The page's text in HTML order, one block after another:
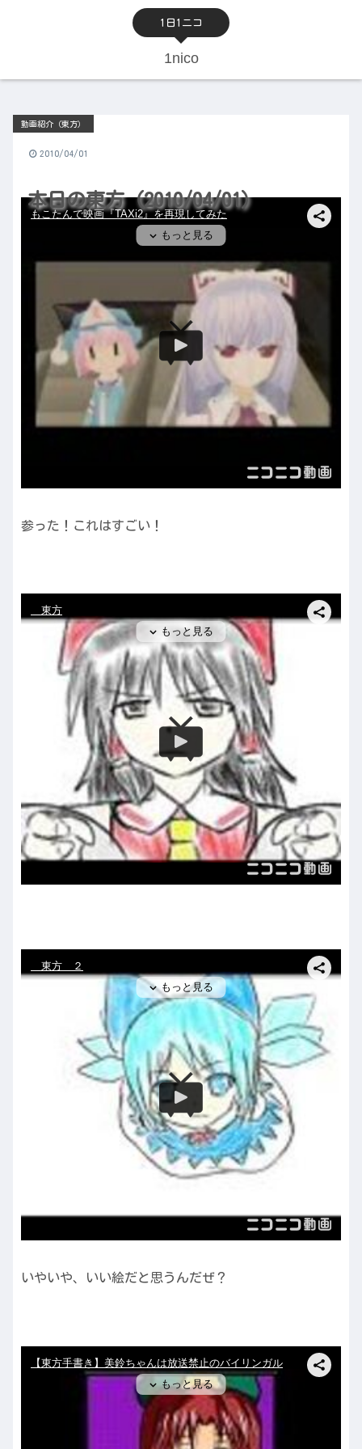
1日1ニコ
1nico
本日の東方（2010/04/01）
動画紹介（東方）
2010/04/01
参った！これはすごい！
いやいや、いい絵だと思うんだぜ？